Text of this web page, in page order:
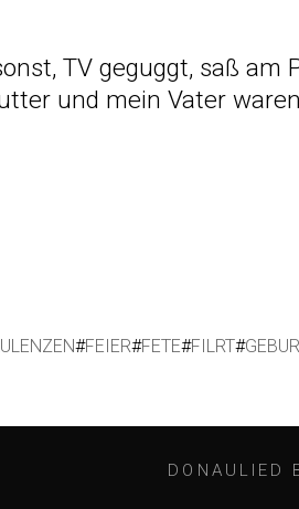
TV geguggt, saß am
und mein Vater
#FEIER#FETE#FILRT#
DONAULIED